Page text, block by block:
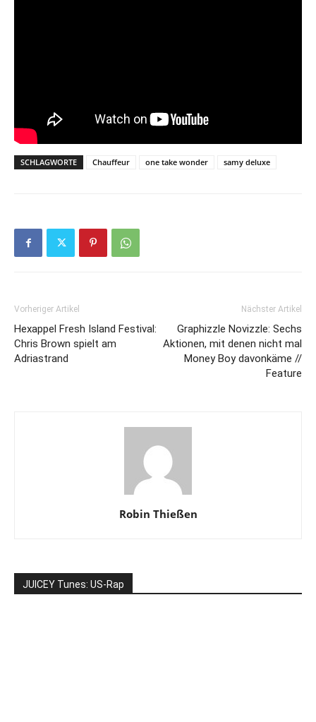
SCHLAGWORTE Chauffeur one take wonder samy deluxe
Vorheriger Artikel
Hexappel Fresh Island Festival:
Chris Brown spielt am
Adriastrand
Nächster Artikel
Graphizzle Novizzle: Sechs
Aktionen, mit denen nicht mal
Money Boy davonkäme //
Feature
Robin Thießen
JUICEY Tunes: US-Rap